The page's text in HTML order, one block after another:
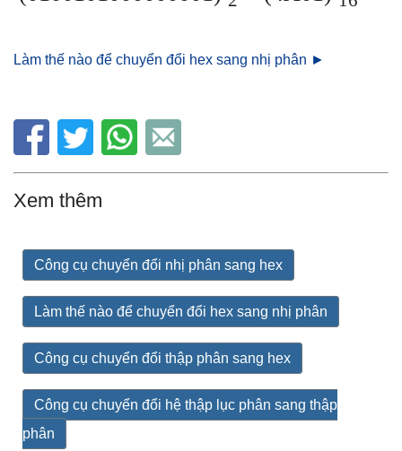
Làm thế nào để chuyển đổi hex sang nhị phân ►
Xem thêm
Công cụ chuyển đổi nhị phân sang hex
Làm thế nào để chuyển đổi hex sang nhị phân
Công cụ chuyển đổi thập phân sang hex
Công cụ chuyển đổi hệ thập lục phân sang thập
phân